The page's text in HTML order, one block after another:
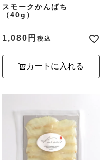
スモークかんぱち
（40g）
1,080 税込
カートに入れる